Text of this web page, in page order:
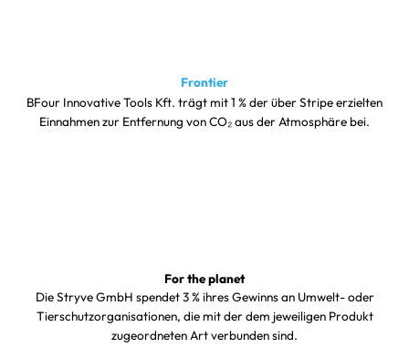
Frontier
BFour Innovative Tools Kft. trägt mit 1 % der über Stripe erzielten
Einnahmen zur Entfernung von CO₂ aus der Atmosphäre bei.
For the planet
Die Stryve GmbH spendet 3 % ihres Gewinns an Umwelt- oder
Tierschutzorganisationen, die mit der dem jeweiligen Produkt
zugeordneten Art verbunden sind.